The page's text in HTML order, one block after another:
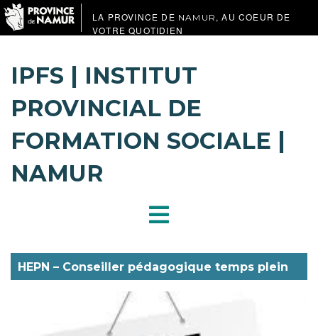
LA PROVINCE DE NAMUR , AU COEUR DE
VOTRE QUOTIDIEN
IPFS | INSTITUT
PROVINCIAL DE
FORMATION SOCIALE |
NAMUR
HEPN – Conseiller pédagogique temps plein